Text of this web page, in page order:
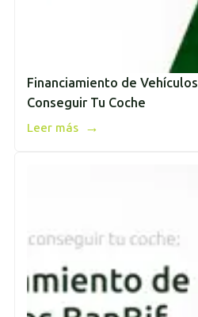
Financiamiento de
Conseguir Tu Coche
Leer más →